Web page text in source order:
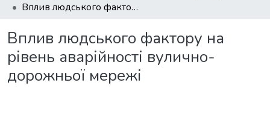
Вплив людського фактору на рівень аварійності вулично-дорожньої мережі
Вплив людського фактору на
рівень аварійності вулично-
дорожньої мережі